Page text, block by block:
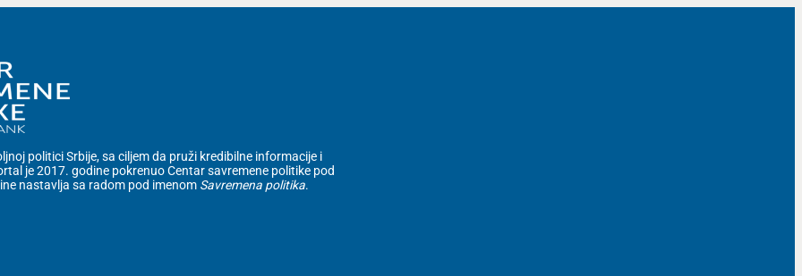
politici Srbije, sa ciljem da pruži kredibilne informacije i
je 2017. godine pokrenuo Centar savremene politike pod
nastavlja sa radom pod imenom Savremena politika.